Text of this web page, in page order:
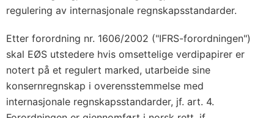
regulering av internasjonale regnskapsstandarder.
Etter forordning nr. 1606/2002 ("IFRS-forordningen")
skal EØS utstedere hvis omsettelige verdipapirer er
notert på et regulert marked, utarbeide sine
konsernregnskap i overensstemmelse med
internasjonale regnskapsstandarder, jf. art. 4.